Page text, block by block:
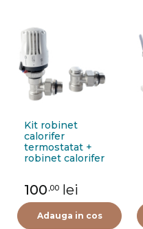
Kit robinet
calorifer
termostatat +
robinet calorifer
FIG01213502I0011,
alama, 1/2"
100 ,00 lei
Adauga in cos